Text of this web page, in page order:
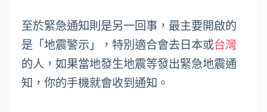
至於緊急通知則是另一回事，最主要開啟的
是「地震警示」，特別適合會去日本或台灣
的人，如果當地發生地震等發出緊急地震通
知，你的手機就會收到通知。